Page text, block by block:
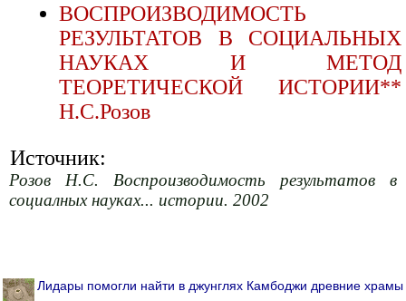
ВОСПРОИЗВОДИМОСТЬ
РЕЗУЛЬТАТОВ В СОЦИАЛЬНЫХ
НАУКАХ И МЕТОД
ТЕОРЕТИЧЕСКОЙ ИСТОРИИ**
Н.С.Розов
Источник:
Розов Н.С. Воспроизводимость результатов в
социалных науках... истории. 2002
Лидары помогли найти в джунглях Камбоджи древние храмы